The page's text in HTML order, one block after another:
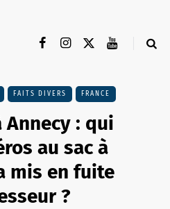
FAITS DIVERS FRANCE
: qui
au sac à
mis en fuite
?